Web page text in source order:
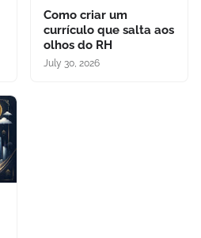
Como criar um
currículo que salta aos
olhos do RH
July 30, 2026